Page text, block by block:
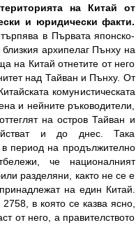
на Китай от
и юридически факти.
в Първата японско-
архипелаг Пънху на
на Китай отнетите от него
над Тайван и Пънху. От
комунистическата
и нейните ръководители,
на остров Тайван и
и до днес. Така
в период на продължително
че националният
разделяни, както не се е
на един Китай.
в която се казва ясно,
от него, а правителството